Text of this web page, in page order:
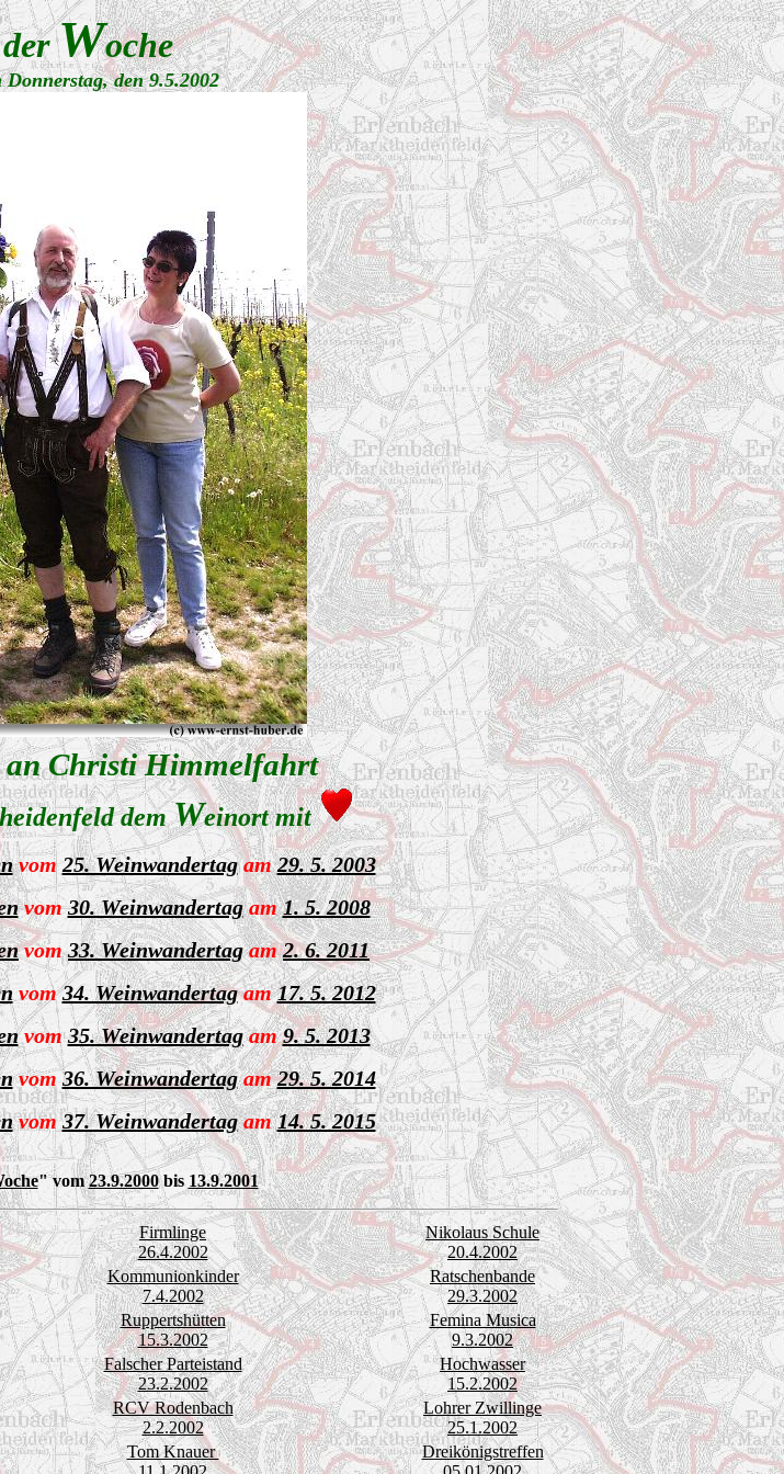
Woche
den 9.5.2002
an Christi Himmelfahrt
demWeinort mit
vom25. Weinwandertagam29. 5. 2003
vom30. Weinwandertagam1. 5. 2008
vom33. Weinwandertagam2. 6. 2011
vom34. Weinwandertagam17. 5. 2012
vom35. Weinwandertagam9. 5. 2013
vom36. Weinwandertagam29. 5. 2014
vom37. Weinwandertagam14. 5. 2015
" vom23.9.2000bis 13.9.2001
Firmlinge
26.4.2002
Nikolaus Schule
20.4.2002
Kommunionkinder
7.4.2002
Ratschenbande
29.3.2002
Ruppertshütten
15.3.2002
Femina Musica
9.3.2002
Falscher Parteistand
23.2.2002
Hochwasser
15.2.2002
RCV Rodenbach
2.2.2002
Lohrer Zwillinge
25.1.2002
Tom Knauer
Dreikönigstreffen